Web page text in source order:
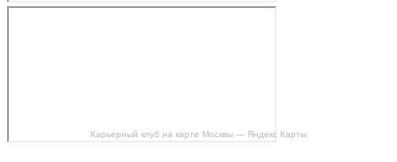
Карьерный клуб на карте Москвы — Яндекс Карты